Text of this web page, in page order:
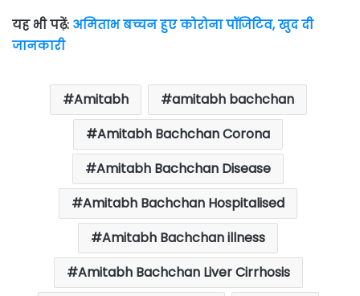
यह भी पढ़ें: अमिताभ बच्चन हुए कोरोना पॉजिटिव, खुद दी
जानकारी
Amitabh
amitabh bachchan
Amitabh Bachchan Corona
Amitabh Bachchan Disease
Amitabh Bachchan Hospitalised
Amitabh Bachchan illness
Amitabh Bachchan Liver Cirrhosis